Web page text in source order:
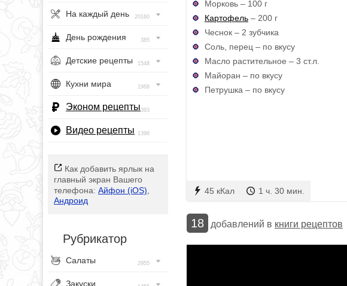
На каждый день 20160
День рождения 385
Детские рецепты 1548
Кухни мира 1968
Эконом рецепты393
Видео рецепты 1396
Как добавить ярлык на
главный экран Вашего
телефона: Айфон (iOS)
Андроид
Рубрикатор
Салаты 2955
Закуски
Морковь – 100 г
Картофель – 200 г
Чеснок – 2 зубчика
Соль, перец – по вкусу
Масло растительное – 3 ст.л.
Майоран – по вкусу
Петрушка – по вкусу
45 кКал 1 ч. 30 мин.
18 добавлений в книги рецептов